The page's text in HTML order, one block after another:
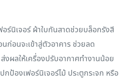
อร์นิเจอร์ ผ้าใบกันสาดช่วยบล็อกรังสี
ก่อนจะเข้าสู่ตัวอาคาร ช่วยลด
ผลให้เครื่องปรับอากาศทำงานน้อย
ป้องเฟอร์นิเจอร์ไม้ ประตูกระจก หรือ